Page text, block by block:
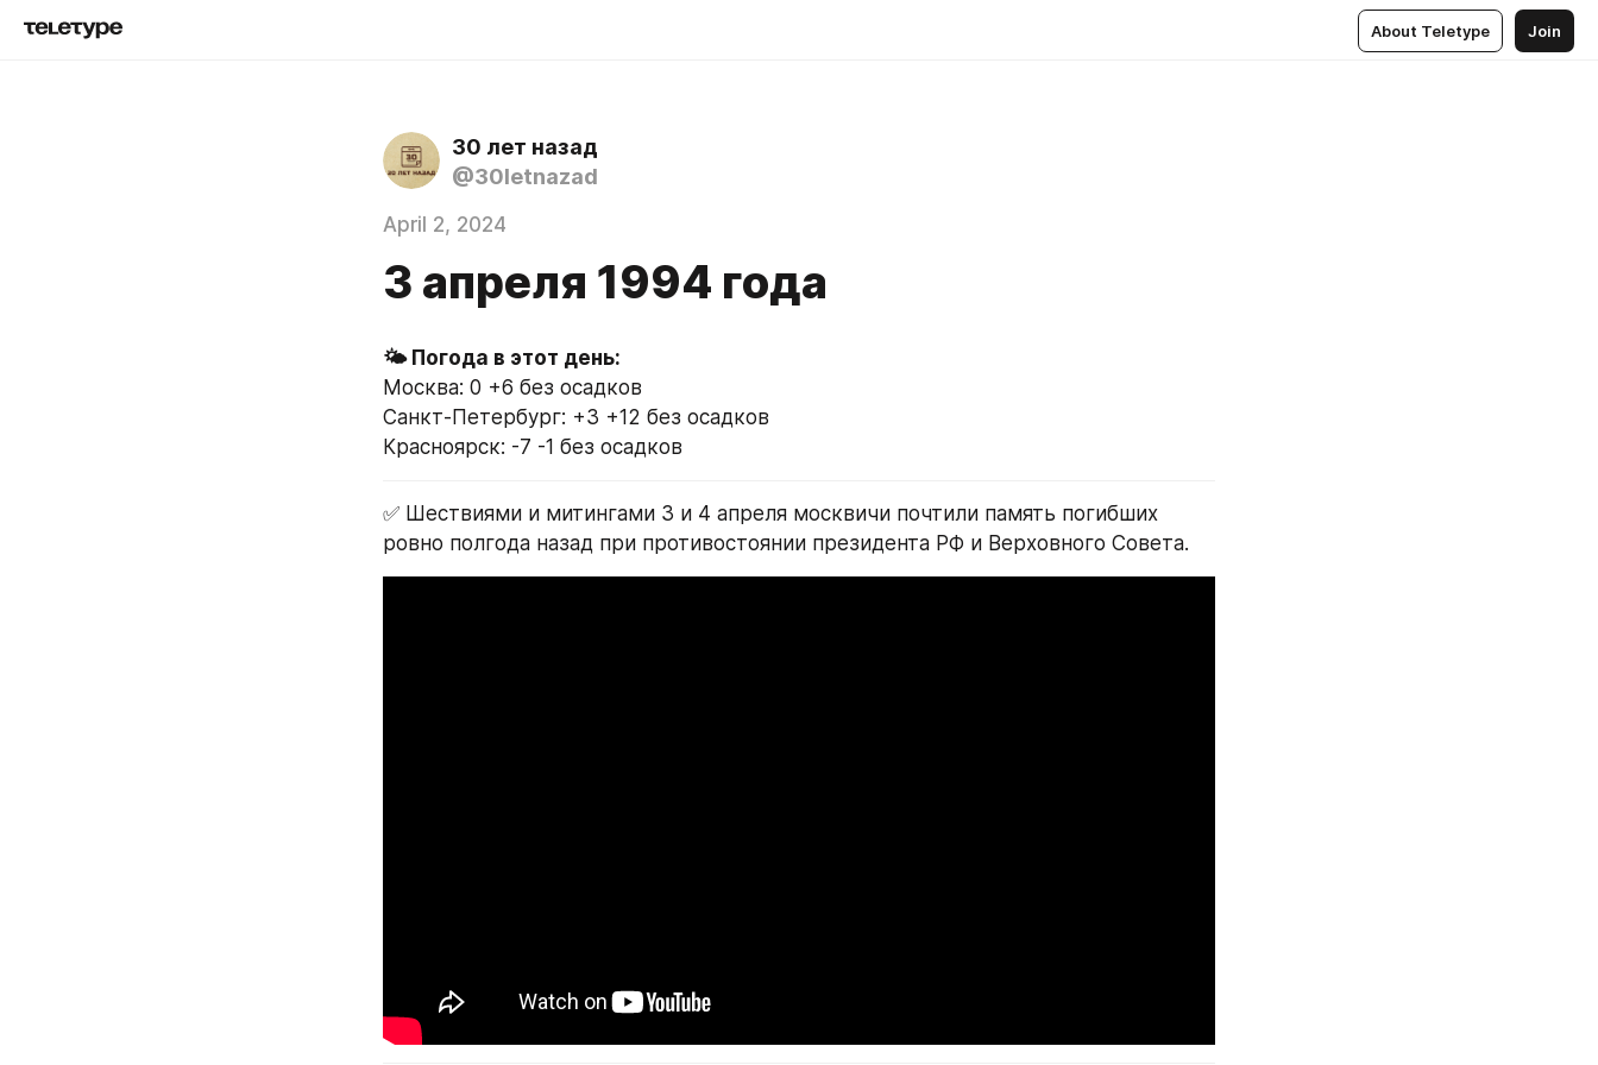
About Teletype Join
30 лет назад
@30letnazad
April 2, 2024
3 апреля 1994 года
Москва: 0 +6 без осадков
Санкт-Петербург: +3 +12 без осадков
Красноярск: -7 -1 без осадков
✅ Шествиями и митингами 3 и 4 апреля москвичи почтили память погибших
ровно полгода назад при противостоянии президента РФ и Верховного Совета.